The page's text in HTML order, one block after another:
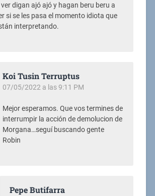
ver digan ajó ajó y hagan beru beru a
si se les pasa el momento idiota que
interpretando.
Koi Tusin Terruptus
07/05/2022 a las 9:11 PM
Mejor esperamos. Que vos termines de
interrumpir la acción de demolucion de
Morgana…seguí buscando gente
Robin
Pepe Butifarra